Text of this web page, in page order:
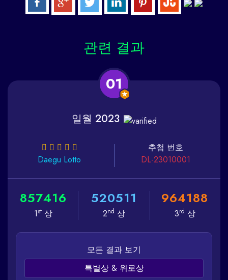
관련 결과
01
일월 2023
Daegu Lotto
추첨 번호
DL-23010001
857416
1st상
520511
2nd 상
964188
3rd 상
모든 결과 보기
특별상 & 위로상